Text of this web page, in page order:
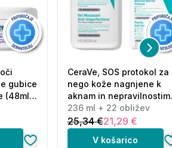
po uporabi izdelka Avène
v običajnih ali razumno
uporabe ne zahteva nobenih
ukrepov.
SPRING WATER (AVENE AQUA).
GLYCOL. CITRIC ACID.
gubice
(48ml
CeraVe, SOS protokol za
nego kože nagnjene k
aknam in nepravilnostim
(236 ml + 22 obližev)
236 ml + 22 obližev
25,34 €21,29 €
V košarico